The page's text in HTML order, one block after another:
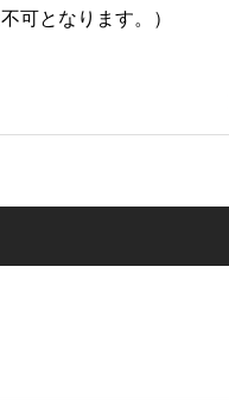
可となります。）